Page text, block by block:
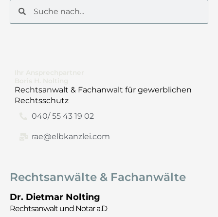
Rechtsanwalt & Fachanwalt für gewerblichen
Rechtsschutz
040/ 55 43 19 02
rae@elbkanzlei.com
Rechtsanwälte & Fachanwälte
Dr. Dietmar Nolting
Rechtsanwalt und Notar a.D